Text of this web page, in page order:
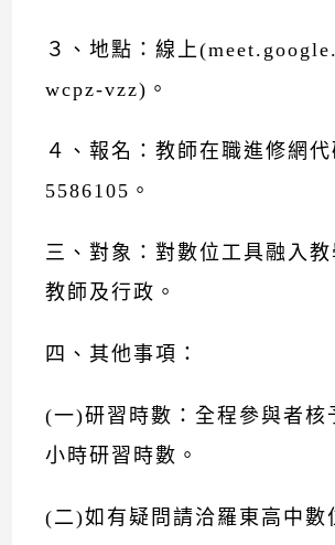
３、地點：線上
wcpz-vzz)。
４、報名：教師在職進修網代
5586105。
三、對象：對數位工具融入
教師及行政。
四、其他事項：
(一)研習時數：全程參與者核
小時研習時數。
(二)如有疑問請洽羅東高中數